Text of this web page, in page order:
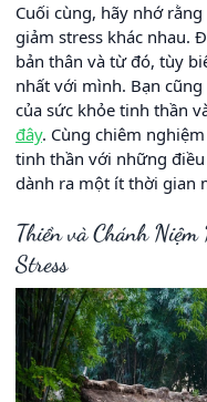
Cuối cùng, hãy nhớ
giảm stress khác nhau.
bản thân và từ đó, tùy
nhất với mình. Bạn
của sức khỏe tinh thần
đây. Cùng chiêm
tinh thần với những
dành ra một ít thời gian
Thiền và Chánh
Stress